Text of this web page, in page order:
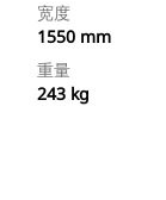
宽度
1550 mm
重量
243 kg